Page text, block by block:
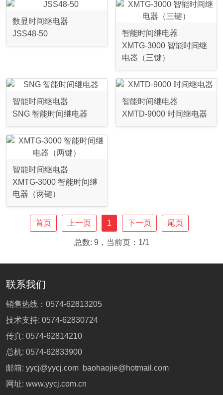
数显时间继电器
JSS48-50
智能时间继电器
XMTG-3000 智能时间继
电器（三键）
智能时间继电器
SNG 智能时间继电器
智能时间继电器
XMTD-9000 时间继电器
智能时间继电器
XMTG-3000 智能时间继
电器（两键）
首页 上一页 1 下一页 尾页
总数: 9，当前页：1/1
联系我们
销售热线： 0574-62813205
技术支持: 0574-62830724
传真: 0574-62814210
总机: 0574-62833900
邮箱: yycj@yycj.com baohaojie@hotmail.com
网址: www.yycj.com.cn